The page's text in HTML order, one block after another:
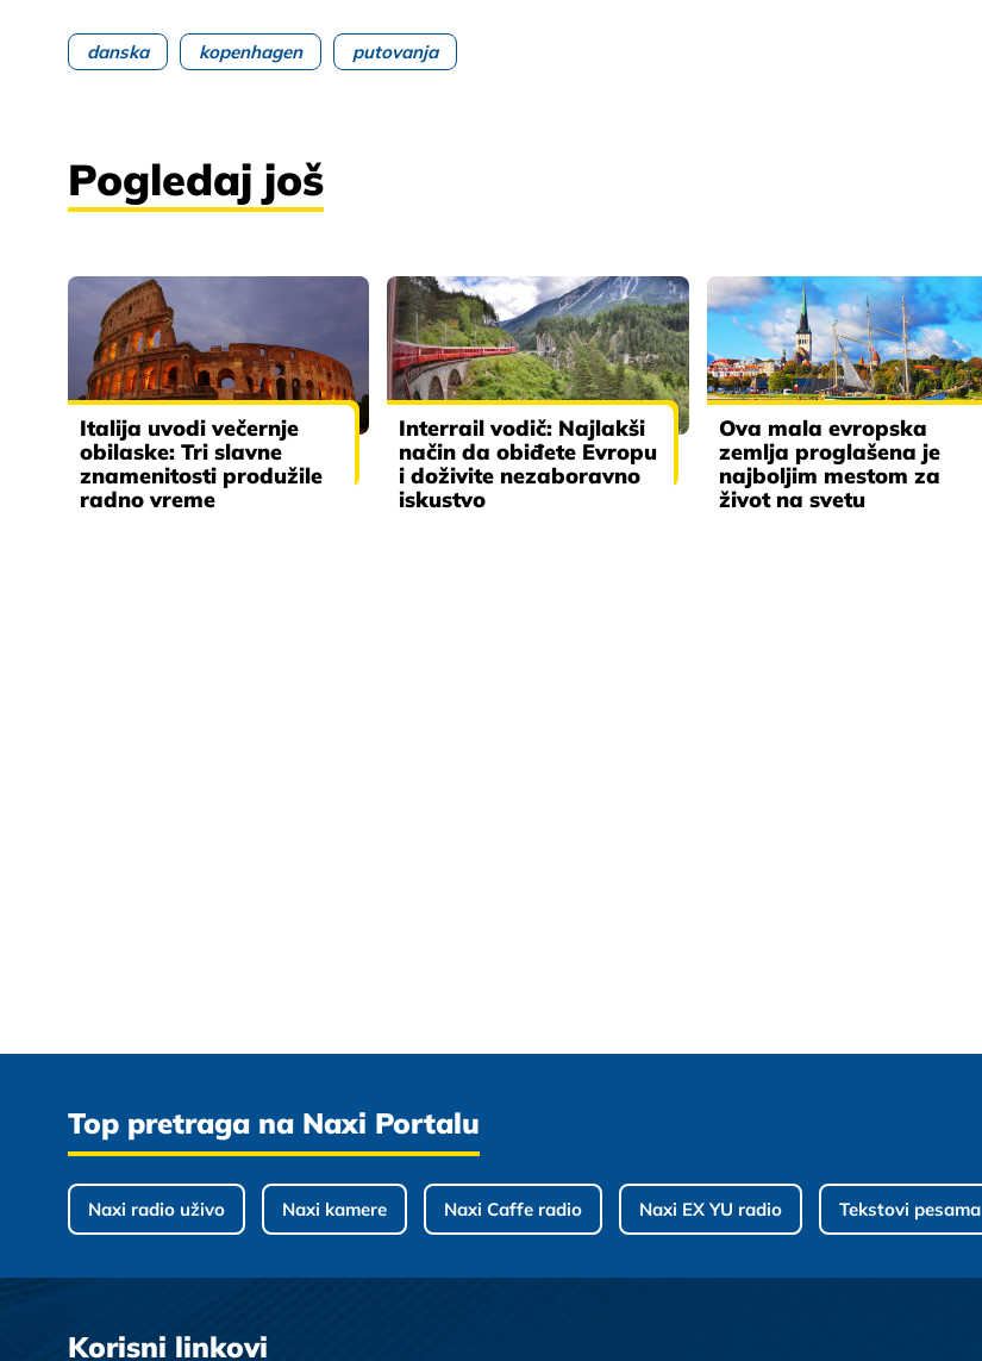
danska kopenhagen putovanja
Pogledaj još
Italija uvodi večernje
obilaske: Tri slavne
znamenitosti produžile
radno vreme
Interrail vodič: Najlakši
način da obiđete Evropu
i doživite nezaboravno
iskustvo
Ova mala evropska
zemlja proglašena je
najboljim mestom za
život na svetu
Top pretraga na Naxi Portalu
Naxi radio uživo Naxi kamere Naxi Caffe radio Naxi EX YU radio Tekstovi pesama
Korisni linkovi